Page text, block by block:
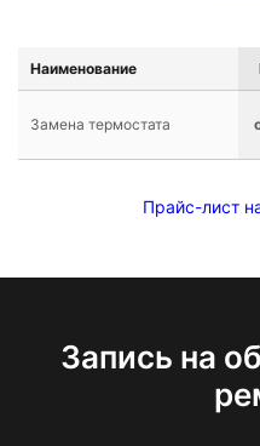
Наименование
Замена термостата
Прайс-лист
Запись на